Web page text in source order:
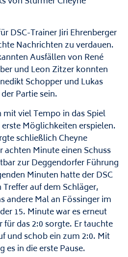
DSC-Trainer Jiri Ehrenberger
Nachrichten zu verdauen.
Ausfällen von René
und Leon Zitzer konnten
Schopper und Lukas
Partie sein.
mit viel Tempo in das Spiel
Möglichkeiten erspielen.
schließlich Cheyne
achten Minute einen Schuss
zur Deggendorfer Führung
Minuten hatte der DSC
auf dem Schläger,
andere Mal an Fössinger im
15. Minute war es erneut
für das 2:0 sorgte. Er tauchte
und schob ein zum 2:0. Mit
es in die erste Pause.